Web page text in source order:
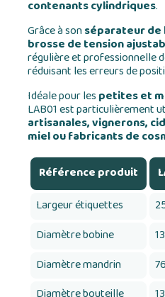
contenants cylindriques.
Grâce à sonséparateur de
brosse de tension
régulière et professionnelle
réduisant les erreurs de
Idéale pour les petites et
LAB01 est particulièrement
artisanales, vignerons,
miel ou fabricants de
Référence produit
Largeur étiquettes
Diamètre bobine
Diamètre mandrin